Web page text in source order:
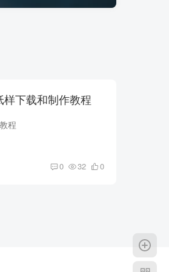
下载和制作教程
程
0 32 0